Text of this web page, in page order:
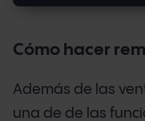
Cómo hacer
Además de las
una de de las